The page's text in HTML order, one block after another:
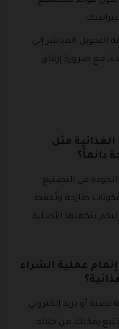
التحويل المباشر إلى
مع ضرورة إرفاق
مثل
دائماً؟
الجودة في التصنيع
طازجة وتُحفظ
بنكهتها الأصلية
عملية الشراء
أو بريد إلكتروني
يمكنك من خلاله